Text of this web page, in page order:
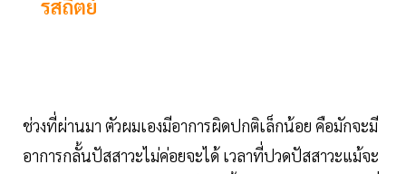
รสถิตย์
ช่วงที่ผ่านมา ตัวผมเองมีอาการผิดปกติเล็กน้อย คือมักจะมี
อาการกลั้นปัสสาวะไม่ค่อยจะได้ เวลาที่ปวดปัสสาวะแม้จะ